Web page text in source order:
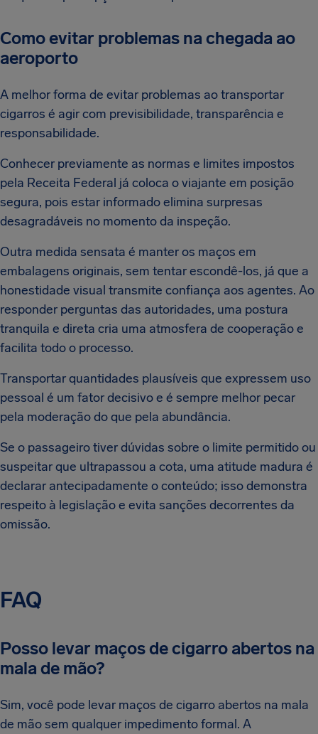
Como evitar problemas na chegada ao
aeroporto
A melhor forma de evitar problemas ao transportar
cigarros é agir com previsibilidade, transparência e
responsabilidade.
Conhecer previamente as normas e limites impostos
pela Receita Federal já coloca o viajante em posição
segura, pois estar informado elimina surpresas
desagradáveis no momento da inspeção.
Outra medida sensata é manter os maços em
embalagens originais, sem tentar escondê-los, já que a
honestidade visual transmite confiança aos agentes. Ao
responder perguntas das autoridades, uma postura
tranquila e direta cria uma atmosfera de cooperação e
facilita todo o processo.
Transportar quantidades plausíveis que expressem uso
pessoal é um fator decisivo e é sempre melhor pecar
pela moderação do que pela abundância.
Se o passageiro tiver dúvidas sobre o limite permitido ou
suspeitar que ultrapassou a cota, uma atitude madura é
declarar antecipadamente o conteúdo; isso demonstra
respeito à legislação e evita sanções decorrentes da
omissão.
FAQ
Posso levar maços de cigarro abertos na
mala de mão?
Sim, você pode levar maços de cigarro abertos na mala
de mão sem qualquer impedimento formal. A